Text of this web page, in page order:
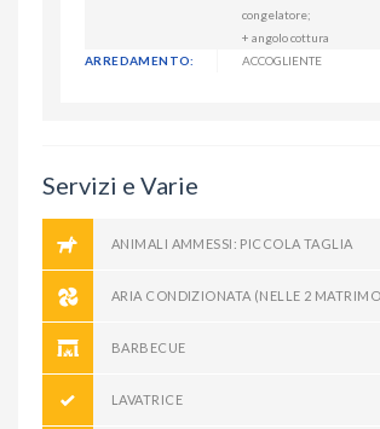
congelatore;
+ angolo cottura
ARREDAMENTO:
ACCOGLIENTE
Servizi e Varie
ANIMALI AMMESSI: PICCOLA TAGLIA
ARIA CONDIZIONATA (NELLE 2
BARBECUE
LAVATRICE